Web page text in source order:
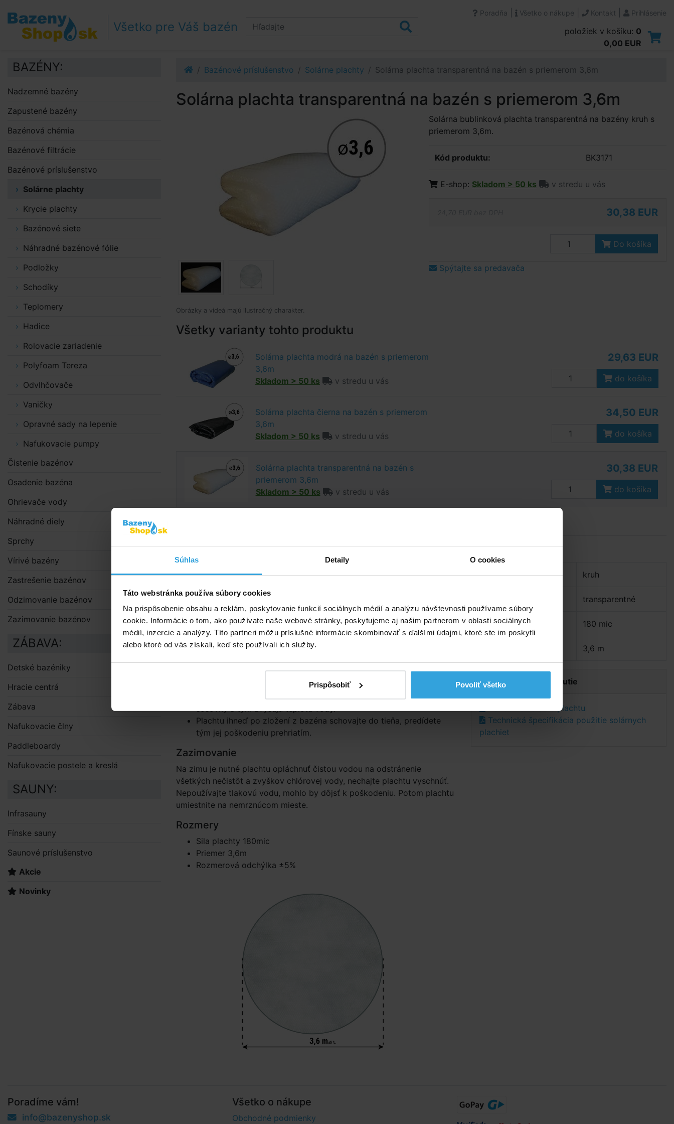
Súhlas Detaily O cookies
Táto webstránka používa súbory cookies
Na prispôsobenie obsahu a reklám, poskytovanie funkcií sociálnych médií a analýzu návštevnosti používame súbory
cookie. Informácie o tom, ako používate naše webové stránky, poskytujeme aj našim partnerom v oblasti sociálnych
médií, inzercie a analýzy. Títo partneri môžu príslušné informácie skombinovať s ďalšími údajmi, ktoré ste im poskytli
alebo ktoré od vás získali, keď ste používali ich služby.
Prispôsobiť Povoliť všetko
Prejsť na obsah
Prejsť k bočnému stĺpci
Klávesové skratky
Všetko pre Váš bazén
Poradňa Všetko o nákupe Kontakt Prihlásenie
položiek v košíku: 0
0,00 EUR
Bazénové príslušenstvo Solárne plachty Solárna plachta transparentná na bazén s priemerom 3,6m
Solárna plachta transparentná na bazén s priemerom 3,6m
Obrázky a videá majú ilustračný charakter.
Solárna bublinková plachta transparentná na bazény kruh s
priemerom 3,6m.
Kód produktu: BK3171
E-shop: Skladom > 50 ks v stredu u vás
30,38 EUR
Do košíka
Spýtajte sa predavača
Všetky varianty tohto produktu
Solárna plachta modrá na bazén s priemerom
3,6m
Skladom > 50 ks
v stredu u vás
29,63 EUR
do košíka
Solárna plachta čierna na bazén s priemerom
3,6m
Skladom > 50 ks
v stredu u vás
34,50 EUR
do košíka
Solárna plachta transparentná na bazén s
priemerom 3,6m
Skladom > 50 ks
v stredu u vás
30,38 EUR
do košíka
Podrobný popis
Solárna plachta je vyrobená z bublinkovej polyetylénovej tepelnoizolač­
nej fólie.
Použitie
Plachtu umiestňujte na hladinu iba keď je bazénová voda riadne
chemicky upravená podľa hodnôt v technickej špecifikácii použitia
solárnych plachiet.
Solárnu plachtu vždy umiestňujte bublinkami smerom dole, tak aby
voľne plávala na hladine. Bublinky pôsobia pri slnečnom žiarení ako
šošovky a tým zvyšujú teplotu vody.
Plachtu ihneď po zložení z bazéna schovajte do tieňa, predídete
tým jej poškodeniu prehriatím.
Zazimovanie
Na zimu je nutné plachtu opláchnuť čistou vodou na odstránenie
všetkých nečistôt a zvyškov chlórovej vody, nechajte plachtu vyschnúť.
Nepoužívajte tlakovú vodu, mohlo by dôjsť k poškodeniu. Potom plachtu
umiestnite na nemrznúcom mieste.
Rozmery
Sila plachty 180mic
Priemer 3,6m
Rozmerová odchýlka ±5%
Parametry
Tvar: kruh
transparentné
Hrúbka: 180 mic
3,6 m
Dokumenty na stiahnutie
Návod na solárnu plachtu
Technická špecifikácia použitie solárnych
plachiet
BAZÉNY:
Nadzemné bazény
Zapustené bazény
Bazénová chémia
Bazénové filtrácie
Bazénové príslušenstvo
Solárne plachty
Krycie plachty
Bazénové siete
Náhradné bazénové fólie
Podložky
Schodíky
Teplomery
Hadice
Rolovacie zariadenie
Polyfoam Tereza
Odvlhčovače
Vaničky
Opravné sady na lepenie
Nafukovacie pumpy
Čistenie bazénov
Osadenie bazéna
Ohrievače vody
Náhradné diely
Sprchy
Vírivé bazény
Zastrešenie bazénov
Odzimovanie bazénov
Zazimovanie bazénov
ZÁBAVA:
Detské bazéniky
Hracie centrá
Zábava
Nafukovacie člny
Paddleboardy
Nafukovacie postele a kreslá
SAUNY:
Infrasauny
Fínske sauny
Saunové príslušenstvo
Akcie
Novinky
Poradíme vám!
info@bazenyshop.sk
Všetko o nákupe
Obchodné podmienky